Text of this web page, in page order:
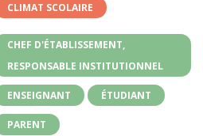
CLIMAT SCOLAIRE
CHEF D'ÉTABLISSEMENT,
RESPONSABLE INSTITUTIONNEL
ENSEIGNANT ÉTUDIANT
PARENT